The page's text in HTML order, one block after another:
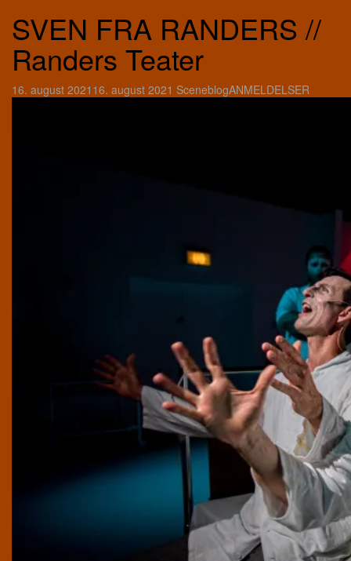
SVEN FRA RANDERS //
Randers Teater
16. august 2021 16. august 2021 SceneblogANMELDELSER